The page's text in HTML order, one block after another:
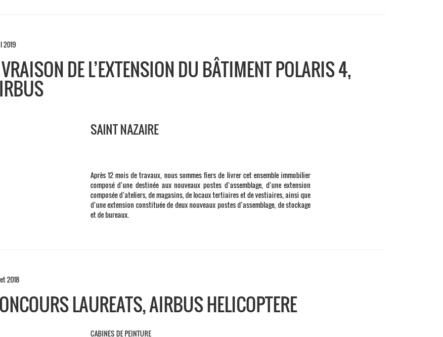
2019
DE L’EXTENSION DU BÂTIMENT POLARIS 4,
SAINT NAZAIRE
Après 12 mois de travaux, nous sommes fiers de livrer cet ensemble immobilier
composé d’une destinée aux nouveaux postes d’assemblage, d’une extension
composée d’ateliers, de magasins, de locaux tertiaires et de vestiaires, ainsi que
d’une extension constituée de deux nouveaux postes d’assemblage, de stockage
et de bureaux.
2018
LAUREATS, AIRBUS HELICOPTERE
CABINES DE PEINTURE